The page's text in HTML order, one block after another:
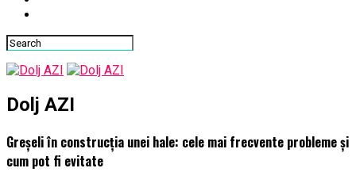
Dolj AZI
Greșeli în construcția unei hale: cele mai frecvente probleme și
cum pot fi evitate